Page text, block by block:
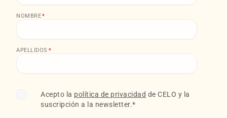
NOMBRE*
APELLIDOS *
Acepto la política de privacidad de CELO y la
suscripción a la newsletter.*